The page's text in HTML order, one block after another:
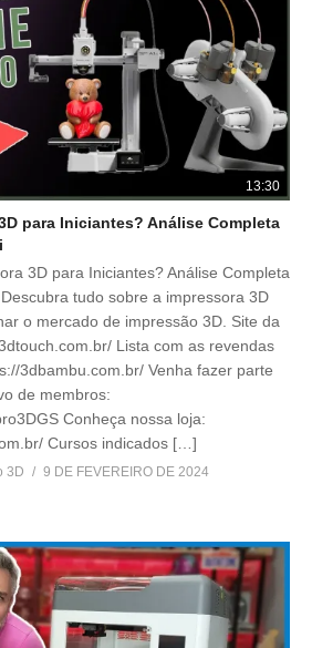
13:30
para Iniciantes? Análise Completa
3D para Iniciantes? Análise Completa
tudo sobre a impressora 3D
o mercado de impressão 3D. Site da
Lista com as revendas
3dbambu.com.br/ Venha fazer parte
de membros:
Conheça nossa loja:
Cursos indicados […]
3D
9 DE FEVEREIRO DE 2024